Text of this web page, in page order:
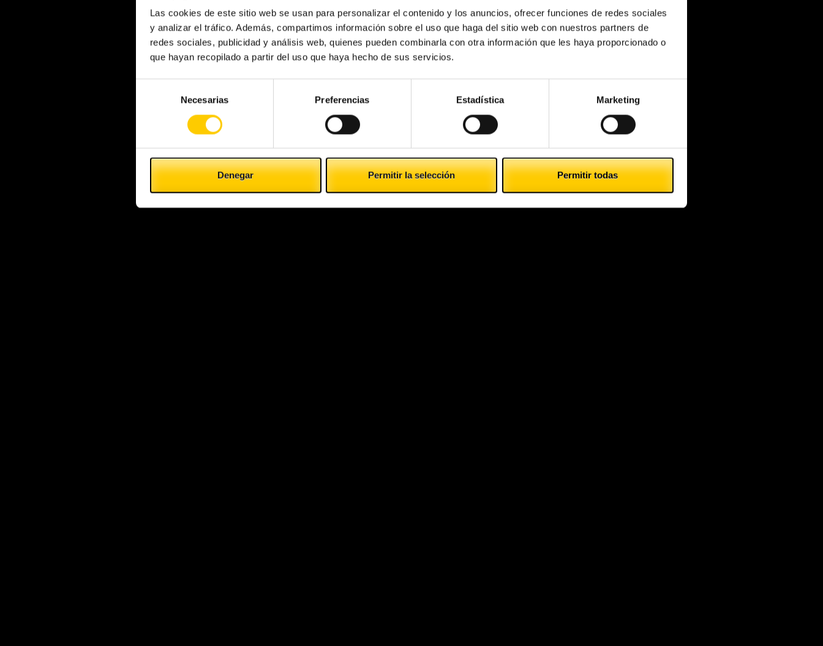
Las cookies de este sitio web se usan para personalizar el contenido y los anuncios, ofrecer funciones de redes sociales
y analizar el tráfico. Además, compartimos información sobre el uso que haga del sitio web con nuestros partners de
redes sociales, publicidad y análisis web, quienes pueden combinarla con otra información que les haya proporcionado o
que hayan recopilado a partir del uso que haya hecho de sus servicios.
consentimiento
Necesarias Preferencias Estadística Marketing
Denegar Permitir la selección Permitir todas